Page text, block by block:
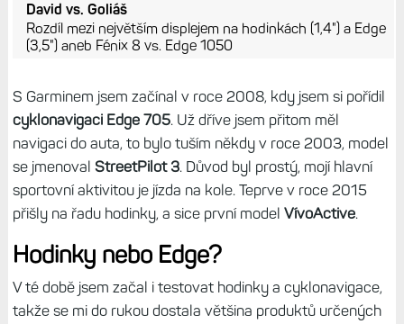
David vs. Goliáš
Rozdíl mezi největším displejem na hodinkách (1,4") a Edge
(3,5") aneb Fénix 8 vs. Edge 1050
S Garminem jsem začínal v roce 2008, kdy jsem si pořídil
cyklonavigaci Edge 705. Už dříve jsem přitom měl
navigaci do auta, to bylo tuším někdy v roce 2003, model
se jmenoval StreetPilot 3. Důvod byl prostý, mojí hlavní
sportovní aktivitou je jízda na kole. Teprve v roce 2015
přišly na řadu hodinky, a sice první model VívoActive.
Hodinky nebo Edge?
V té době jsem začal i testovat hodinky a cyklonavigace,
takže se mi do rukou dostala většina produktů určených